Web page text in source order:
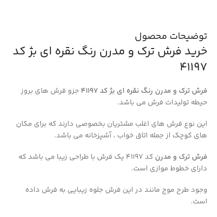
توضیحات محصول
خرید فرش ترک و مدرن رنگ نقره ای بژ کد
41197
فرش ترک و مدرن رنگ نقره ای بژ کد 41197
جزو فرش های بروز
حیطه تولیدات فرش می باشد.
این نوع فرش های اغلب مشتریان بخصوصی دارند که برای مکان
های کوچک از جمله اتاق خواب ، آشپزخانه می باشد.
فرش ترک و مدرن
کد 41197 یک فرش با طراحی زیبا می باشد که
دارای خطوط موازی است.
وجود طرح موج مانند در این فرش جلوه زیبایی به فرش داده
است.